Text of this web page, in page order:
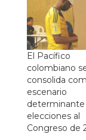
El Pacífico
colombiano
consolida
escenario
determinante
elecciones al
Congreso de